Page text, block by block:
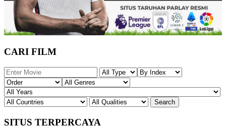
CARI FILM
SITUS TERPERCAYA